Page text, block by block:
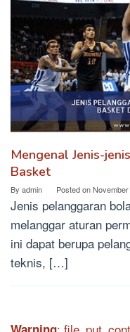
Mengenal Jenis-
Basket
By admin Posted on
Jenis pelanggaran
melanggar aturan
ini dapat berupa
teknis, […]